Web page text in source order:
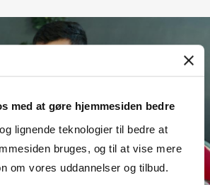
med at gøre hjemmesiden bedre
lignende teknologier til bedre at
bruges, og til at vise mere
om vores uddannelser og tilbud.